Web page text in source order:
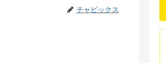
チャビックス